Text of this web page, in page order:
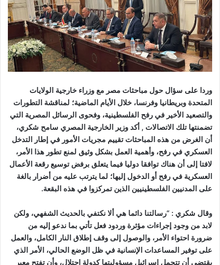
وردا على سؤال حول مباحثات مصر مع وزراء خارجية الولايات
المتحدة وبريطانيا وفرنسا، خلال الأيام الماضية؛ لمناقشة التطورات
والتصعيد الأخير في رفح الفلسطينية، وفحوى الرسائل المصرية التي
تضمنتها تلك الاتصالات , أكد وزير الخارجية المصري سامح شكري،
أن الغرض من هذه المباحثات تقييم مجريات الأمور في إطار التدخل
العسكري في رفح، وأهمية العمل بشكل وثيق لمنع تطور هذا الأمر،
لافتا إلى أن هناك توافقا دوليا فيما يتعلق برفض توسيع رقعة الأعمال
العسكرية في رفح أو الدخول إليها؛ لما يترتب عليه من أضرار بالغة
على المدنيين الفلسطينيين الذين تمركزوا في هذه البقعة.
وقال شكري : “رسالتنا دائما هي ألا نكتفي بالحديث الشفهي، ولكن
لابد من وجود إجراءات مؤثرة وردود فعل تأتي بما ندعو إليه من
ضرورة احتواء الأمر، والوصول إلى وقف إطلاق النار الكامل، والعمل
على توفير المساعدات الإنسانية في ظل الوضع الحالي، الأمر الذي
يقتضي أن تتحمل إسرائيل مسؤوليتها كدولة احتلال، وأن تفتح معبر